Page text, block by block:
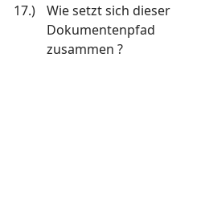
17.)
Wie setzt sich dieser
Dokumentenpfad
zusammen ?